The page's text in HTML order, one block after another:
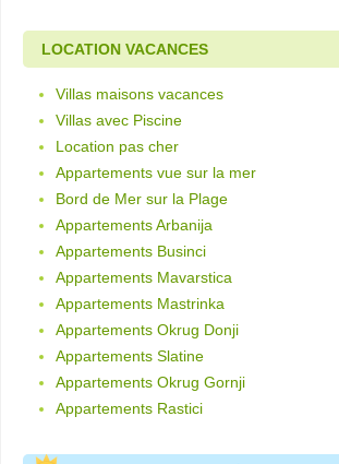
LOCATION VACANCES
Villas maisons vacances
Villas avec Piscine
Location pas cher
Appartements vue sur la mer
Bord de Mer sur la Plage
Appartements Arbanija
Appartements Businci
Appartements Mavarstica
Appartements Mastrinka
Appartements Okrug Donji
Appartements Slatine
Appartements Okrug Gornji
Appartements Rastici